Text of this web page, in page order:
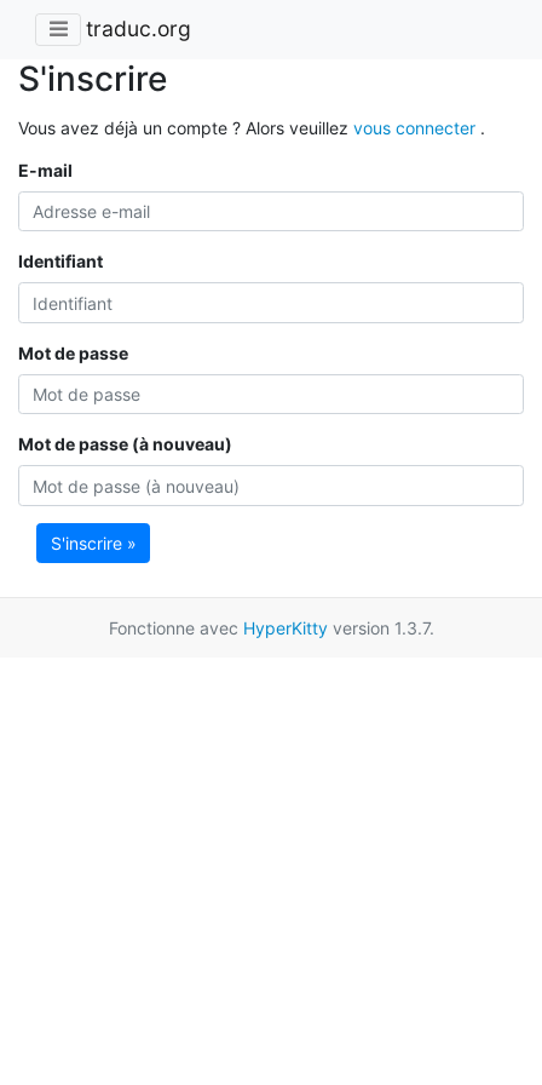
traduc.org
S'inscrire
Vous avez déjà un compte ? Alors veuillez vous connecter .
E-mail
Identifiant
Mot de passe
Mot de passe (à nouveau)
S'inscrire »
Fonctionne avec HyperKittyversion 1.3.7.